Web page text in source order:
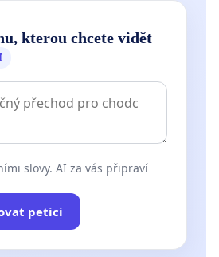
kterou chcete vidět
slovy. AI za vás připraví
petici